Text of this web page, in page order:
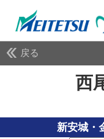
戻る
西
新安城・